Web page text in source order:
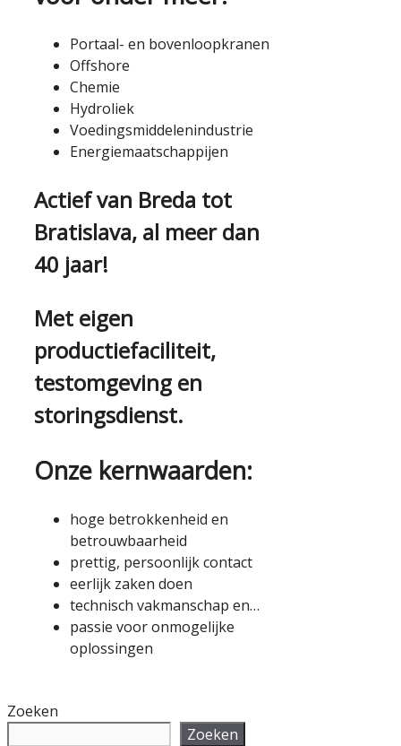
Portaal- en bovenloopkranen
Offshore
Chemie
Hydroliek
Voedingsmiddelenindustrie
Energiemaatschappijen
Actief van Breda tot
Bratislava, al meer dan
40 jaar!
Met eigen
productiefaciliteit,
testomgeving en
storingsdienst.
Onze kernwaarden:
hoge betrokkenheid en
betrouwbaarheid
prettig, persoonlijk contact
eerlijk zaken doen
technisch vakmanschap en…
passie voor onmogelijke
oplossingen
Zoeken
Zoeken